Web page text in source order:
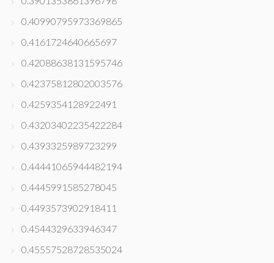
0.40990795973369865
0.4161724640665697
0.42088638131595746
0.42375812802003576
0.4259354128922491
0.43203402235422284
0.4393325989723299
0.44441065944482194
0.4445991585278045
0.4493573902918411
0.4544329633946347
0.45557528728535024